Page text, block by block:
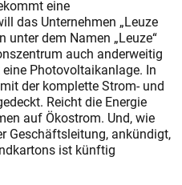
eine
das Unternehmen „Leuze
unter dem Namen „Leuze“
auch anderweitig
Photovoltaikanlage. In
der komplette Strom- und
Reicht die Energie
auf Ökostrom. Und, wie
Geschäftsleitung, ankündigt,
ist künftig